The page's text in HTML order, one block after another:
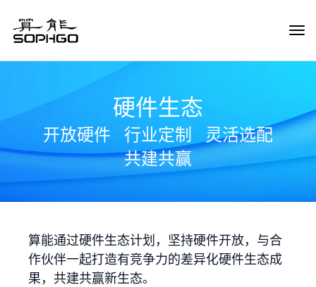
硬件生态
开放硬件 行业定制
灵活选配
共建共赢
算能通过硬件生态计划，坚持硬件开放，与合
作伙伴一起打造有竞争力的差异化硬件生态成
果，共建共赢新生态。